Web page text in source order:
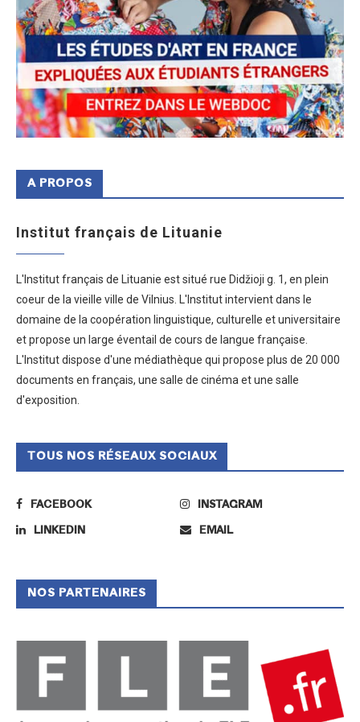
A PROPOS
Institut français de Lituanie
L'Institut français de Lituanie est situé rue Didžioji g. 1, en plein
coeur de la vieille ville de Vilnius. L'Institut intervient dans le
domaine de la coopération linguistique, culturelle et universitaire
et propose un large éventail de cours de langue française.
L'Institut dispose d'une médiathèque qui propose plus de 20 000
documents en français, une salle de cinéma et une salle
d'exposition.
TOUS NOS RÉSEAUX SOCIAUX
FACEBOOK INSTAGRAM
LINKEDIN EMAIL
NOS PARTENAIRES